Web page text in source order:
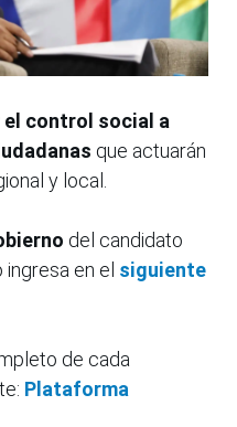
control social a
que actuarán
y local.
del candidato
en el siguiente
de cada
Plataforma